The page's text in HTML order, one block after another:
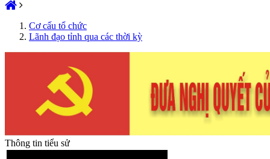
Cơ cấu tổ chức
Lãnh đạo tỉnh qua các thời kỳ
Thông tin tiểu sử